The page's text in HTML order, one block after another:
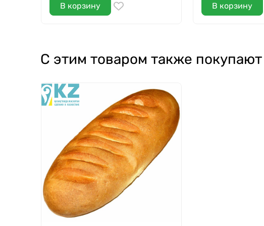
В корзину В корзину
С этим товаром также покупают